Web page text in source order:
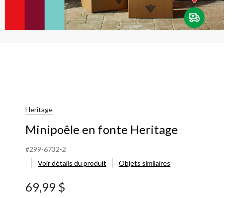
Heritage
Minipoêle en fonte Heritage
#299-6732-2
Voir détails du produit
Objets similaires
69,99 $